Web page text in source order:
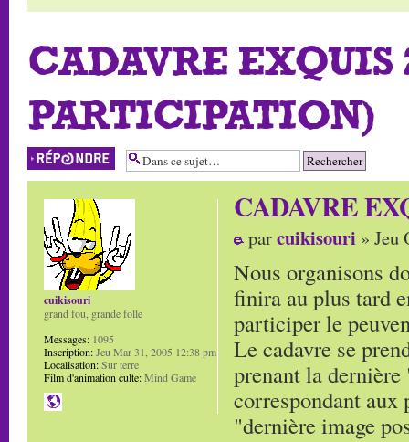
CADAVRE EXQUIS
PARTICIPATION)
Répondre
CADAVRE
parcuikisouri » Jeu
Nous organisons
finira au plus tard
participer le
Le cadavre se
prenant la
correspondant aux
"dernière image
cuikisouri
grand fou, grande folle
Messages: 1095
Inscription:Jeu Mar 31, 2005 12:38 pm
Localisation:Sur terre
Film d'animation culte:Mind Game